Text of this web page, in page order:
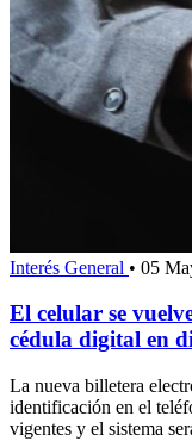
Interés General • 05
El celular se
cédula digital en
La nueva billetera
identificación en el
vigentes y el sistema